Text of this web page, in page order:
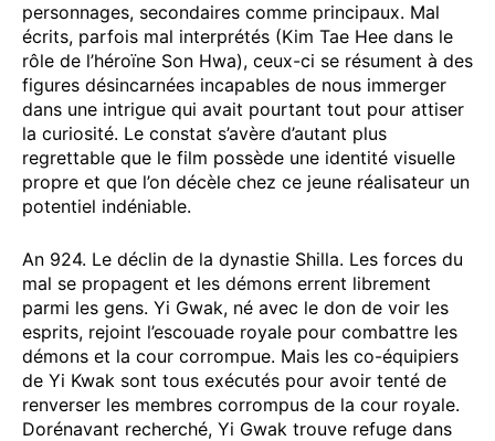
personnages, secondaires comme principaux. Mal
écrits, parfois mal interprétés (Kim Tae Hee dans le
rôle de l’héroïne Son Hwa), ceux-ci se résument à des
figures désincarnées incapables de nous immerger
dans une intrigue qui avait pourtant tout pour attiser
la curiosité. Le constat s’avère d’autant plus
regrettable que le film possède une identité visuelle
propre et que l’on décèle chez ce jeune réalisateur un
potentiel indéniable.
An 924. Le déclin de la dynastie Shilla. Les forces du
mal se propagent et les démons errent librement
parmi les gens. Yi Gwak, né avec le don de voir les
esprits, rejoint l’escouade royale pour combattre les
démons et la cour corrompue. Mais les co-équipiers
de Yi Kwak sont tous exécutés pour avoir tenté de
renverser les membres corrompus de la cour royale.
Dorénavant recherché, Yi Gwak trouve refuge dans